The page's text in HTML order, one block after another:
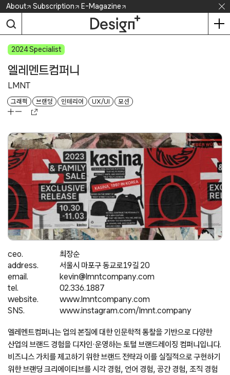
Skip
content
About Subscription E-Magazine
2024
엘레멘트컴퍼니
LMNT
그래픽 브랜딩 인테리어 UX/UI 모션
ceo.
최장순
address.
서울시 마포구 동교로19길 20
email.
kevin@lmntcompany.com
tel.
02.336.1887
website.
www.lmntcompany.com
SNS.
www.instagram.com/lmnt.company
엘레멘트컴퍼니는 업의 본질에 대한 인문학적 통찰을 기반으로 다양한
산업의 브랜드 경험을 디자인·운영하는 토털 브랜드레이징 컴퍼니입니다.
비즈니스 가치를 제고하기 위한 브랜드 전략과 이를 실질적으로 구현하기
위한 브랜딩 크리에이티브를 시각 경험, 언어 경험, 공간 경험, 조직 경험